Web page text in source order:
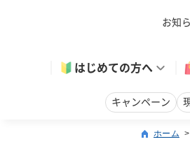
お知
はじめての方へ
キャンペーン
ホーム >